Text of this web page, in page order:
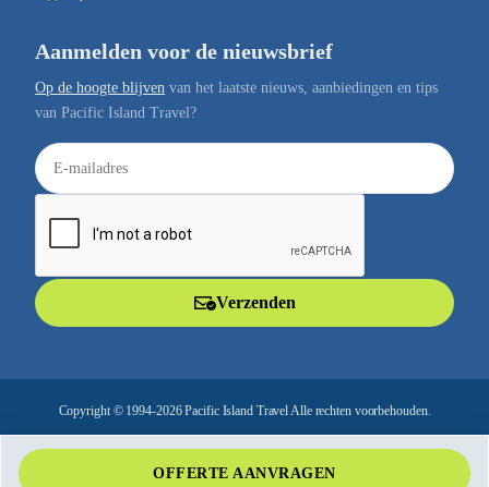
Aanmelden voor de nieuwsbrief
Op de hoogte blijven van het laatste nieuws, aanbiedingen en tips
van Pacific Island Travel?
E
-
a
Verzenden
Copyright © 1994-2026 Pacific Island Travel Alle rechten voorbehouden.
OFFERTE AANVRAGEN